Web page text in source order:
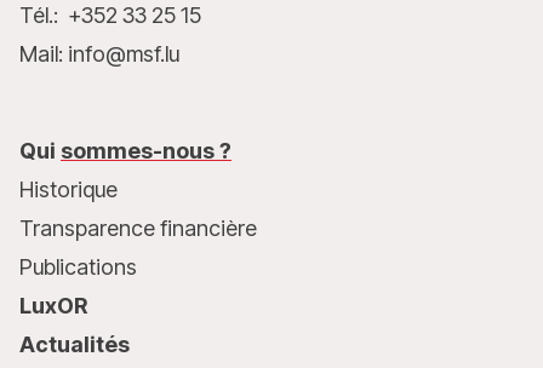
Tél.: +352 33 25 15
Mail: info@msf.lu
Qui sommes-nous ?
Historique
Transparence financière
Publications
LuxOR
Actualités